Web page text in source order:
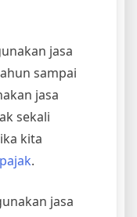
jasa
sampai
jasa
sekali
kita
pajak.
jasa